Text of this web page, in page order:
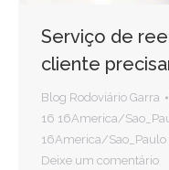
Serviço de
cliente
Blog Rodoviário Garra
16 16America/
16America/Sao_Paulo
Deixe um comentário